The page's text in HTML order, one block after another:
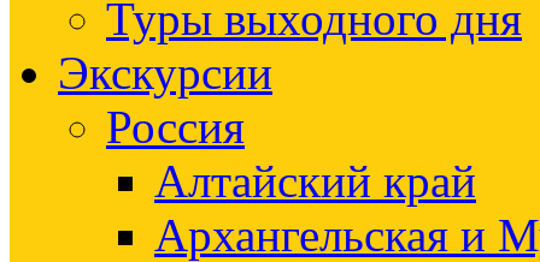
Туры выходного дня
Экскурсии
Россия
Алтайский край
Архангельская и